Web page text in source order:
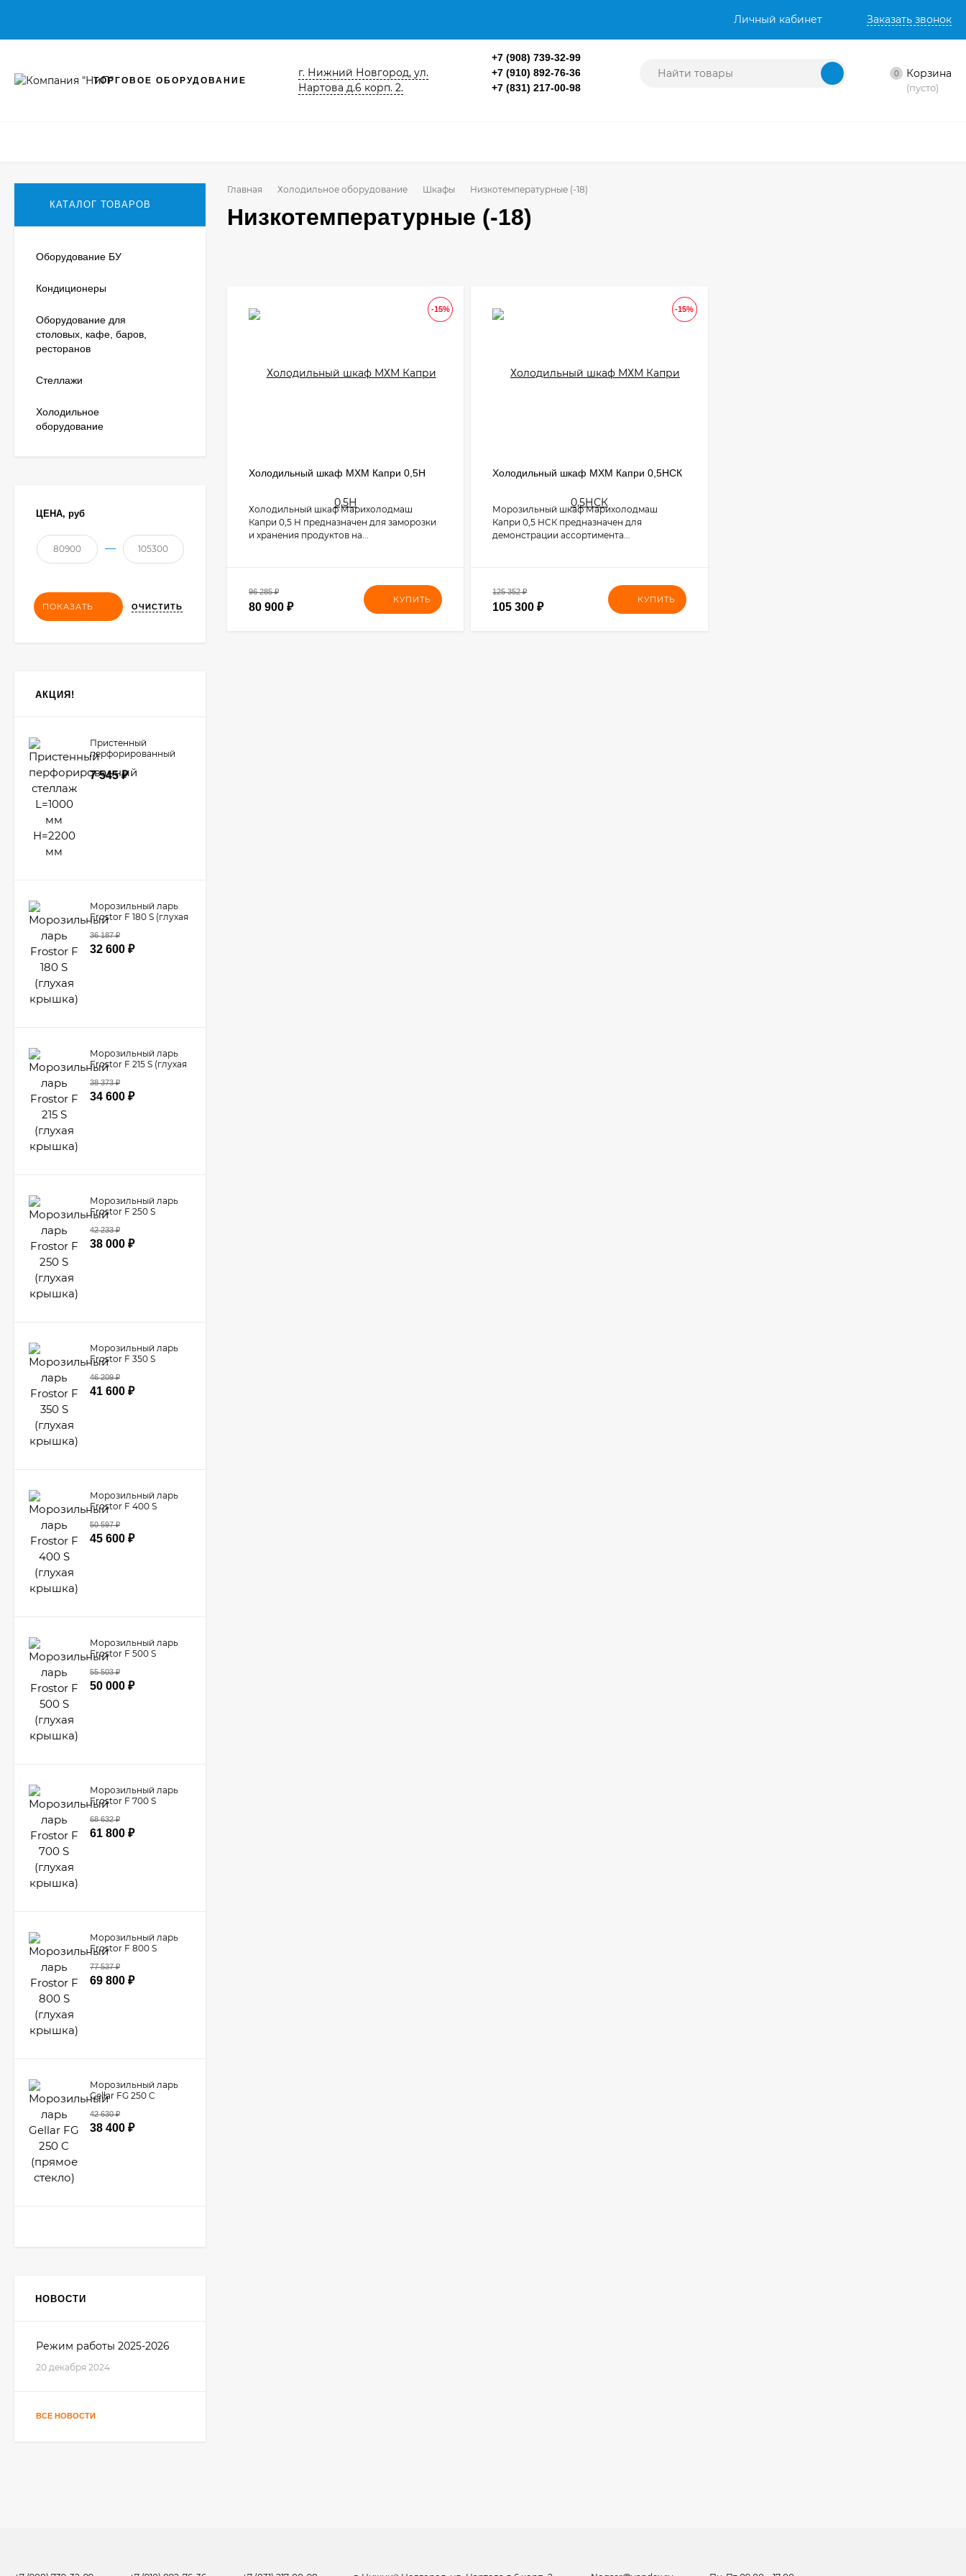
Личный кабинет Заказать звонок
ТОРГОВОЕ ОБОРУДОВАНИЕ
г. Нижний Новгород, ул.
Нартова д.6 корп. 2.
+7 (908) 739-32-99
+7 (910) 892-76-36
+7 (831) 217-00-98
0 Корзина
(пусто)
Главная Холодильное оборудование Шкафы Низкотемпературные (-18)
Низкотемпературные (-18)
-15%
Холодильный шкаф МХМ Капри 0,5Н
Холодильный шкаф Марихолодмаш
Капри 0,5 Н предназначен для заморозки
и хранения продуктов на...
96 285₽
80 900 ₽
КУПИТЬ
-15%
Холодильный шкаф МХМ Капри 0,5НСК
Морозильный шкаф Марихолодмаш
Капри 0,5 НСК предназначен для
демонстрации ассортимента...
125 352₽
105 300₽
КУПИТЬ
КАТАЛОГ ТОВАРОВ
Оборудование БУ
Кондиционеры
Оборудование для
столовых, кафе, баров,
ресторанов
Стеллажи
Холодильное
оборудование
ЦЕНА, руб
—
ПОКАЗАТЬ ОЧИСТИТЬ
АКЦИЯ!
Пристенный
перфорированный
H=2200 мм
7 545₽
Морозильный ларь
Frostor F 180 S (глухая
36 187₽
32 600 ₽
Морозильный ларь
Frostor F 215 S (глухая
38 373₽
34 600 ₽
Морозильный ларь
Frostor F 250 S
42 233₽
38 000 ₽
Морозильный ларь
Frostor F 350 S
46 209₽
41 600 ₽
Морозильный ларь
Frostor F 400 S
50 597₽
45 600 ₽
Морозильный ларь
Frostor F 500 S
55 503₽
50 000 ₽
Морозильный ларь
Frostor F 700 S
68 632₽
61 800 ₽
Морозильный ларь
Frostor F 800 S
77 537₽
69 800 ₽
Морозильный ларь
Gellar FG 250 C
42 630₽
38 400 ₽
НОВОСТИ
Режим работы 2025-2026
20 декабря 2024
ВСЕ НОВОСТИ